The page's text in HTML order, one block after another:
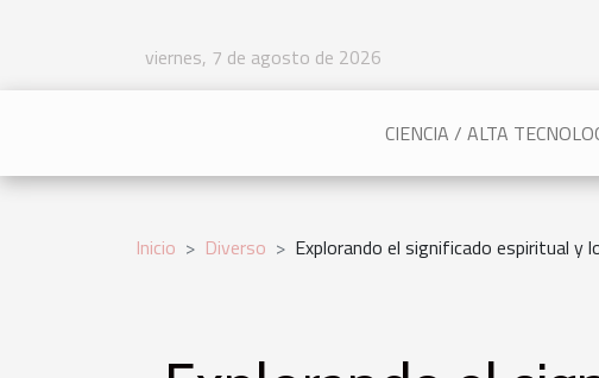
viernes, 7 de agosto de 2026
CIENCIA / ALTA
Inicio Diverso Explorando el significado espiritual y